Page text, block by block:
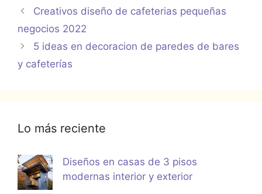
Creativos diseño de cafeterias pequeñas
negocios 2022
5 ideas en decoracion de paredes de bares
y cafeterías
Lo más reciente
Diseños en casas de 3 pisos
modernas interior y exterior